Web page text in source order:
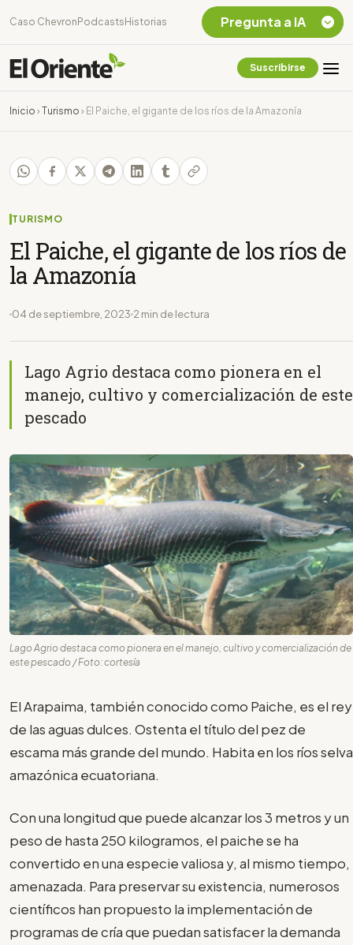
Caso Chevron Podcasts Historias
Suscribirse
Inicio › Turismo › El Paiche, el gigante de los ríos de la Amazonía
TURISMO
El Paiche, el gigante de los ríos de
la Amazonía
04 de septiembre, 2023 2 min de lectura
Lago Agrio destaca como pionera en el
manejo, cultivo y comercialización de este
pescado
Lago Agrio destaca como pionera en el manejo, cultivo y comercialización de
este pescado / Foto: cortesía
El Arapaima, también conocido como Paiche, es el rey
de las aguas dulces. Ostenta el título del pez de
escama más grande del mundo. Habita en los ríos selva
amazónica ecuatoriana.
Con una longitud que puede alcanzar los 3 metros y un
peso de hasta 250 kilogramos, el paiche se ha
convertido en una especie valiosa y, al mismo tiempo,
amenazada. Para preservar su existencia, numerosos
científicos han propuesto la implementación de
programas de cría que puedan satisfacer la demanda
Pregunta a IA
Chevron Ecuador